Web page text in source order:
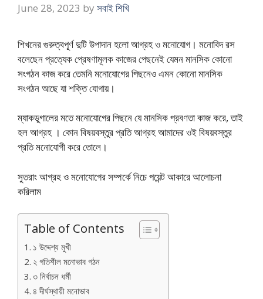
June 28, 2023 by সবাই শিখি
শিখনের গুরুত্বপূর্ণ দুটি উপাদান হলো আগ্রহ ও মনোযোগ। মনোবিদ রস
বলেছেন প্রত্যেক প্রেষণামূলক কাজের পেছনেই যেমন মানসিক কোনো
সংগঠন কাজ করে তেমনি মনোযোগের পিছনেও এমন কোনো মানসিক
সংগঠন আছে যা শক্তি যোগায়।
ম্যাকডুগালের মতে মনোযোগের পিছনে যে মানসিক প্রবণতা কাজ করে, তাই
হল আগ্রহ । কোন বিষয়বস্তুর প্রতি আগ্রহ আমাদের ওই বিষয়বস্তুর
প্রতি মনোযোগী করে তোলে।
সুতরাং আগ্রহ ও মনোযোগের সম্পর্কে নিচে পয়েন্ট আকারে আলোচনা
করিলাম
Table of Contents
১ উদ্দেশ্য মুখী
২ গতিশীল মনোভাব গঠন
৩ নির্বাচন ধর্মী
৪ দীর্ঘস্থায়ী মনোভাব